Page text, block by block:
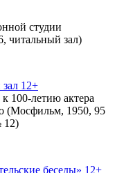
студии
читальный зал)
12+
100-летию актера
(Мосфильм, 1950, 95
12)
беседы» 12+